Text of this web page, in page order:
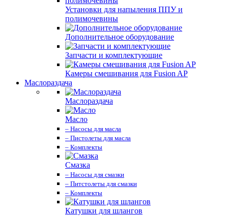
Установки для напыления ППУ и
полимочевины
Дополнительное оборудование
Запчасти и комплектующие
Камеры смешивания для Fusion AP
Маслораздача
Маслораздача
Масло
– Насосы для масла
– Пистолеты для масла
– Комплекты
Смазка
– Насосы для смазки
– Питстолеты для смазки
– Комплекты
Катушки для шлангов